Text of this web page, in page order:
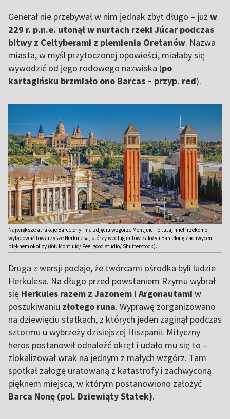
Generał nie przebywał w nim jednak zbyt długo – jużw
229 r. p.n.e. utonął w nurtach rzeki Júcar podczas
bitwy z Celtyberami z plemienia Oretanów. Nazwa
miasta, w myśl przytoczonej opowieści, miałaby się
wywodzić od jego rodowego nazwiska (po
kartagińsku brzmiało ono Barcas – przyp. red).
Największe atrakcje Barcelony – na zdjęciu wzgórze Montjuic. To tutaj mieli rzekomo
wylądować towarzysze Herkulesa, którzy według mitów założyli Barcelonę zachwyceni
pięknem okolicy (fot. Montjuic/ Feel good studio/ Shutterstock).
Druga z wersji podaje, że twórcami ośrodka byli ludzie
Herkulesa. Na długo przed powstaniem Rzymu wybrał
się Herkules razem z Jazonem i Argonautami w
poszukiwaniu złotego runa. Wyprawę zorganizowano
na dziewięciu statkach, z których jeden zaginął podczas
sztormu u wybrzeży dzisiejszej Hiszpanii. Mityczny
heros postanowił odnaleźć okręt i udało mu się to –
zlokalizował wrak na jednym z małych wzgórz. Tam
spotkał załogę uratowaną z katastrofy i zachwyconą
pięknem miejsca, w którym postanowiono założyć
Barca Nonę (pol. Dziewiąty Statek).